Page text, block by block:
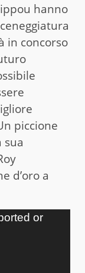
hanno
in concorso
piccione
sua
d’oro a
or